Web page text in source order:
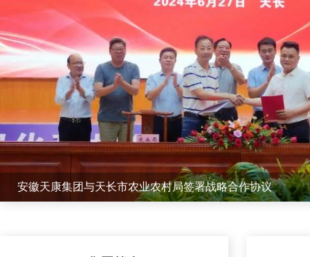
安徽天康集团与天长市农业农村局签署战略合作协议